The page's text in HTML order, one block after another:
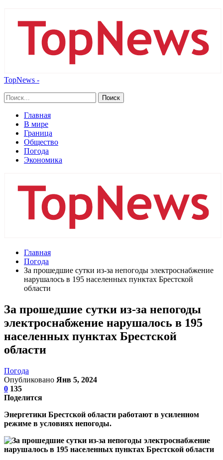
TopNews -
Главная
В мире
Граница
Общество
Погода
Экономика
Главная
Погода
За прошедшие сутки из-за непогоды электроснабжение
нарушалось в 195 населенных пунктах Брестской
области
За прошедшие сутки из-за непогоды
электроснабжение нарушалось в 195
населенных пунктах Брестской
области
Погода
Опубликовано Янв 5, 2024
0 135
Поделится
Энергетики Брестской области работают в усиленном
режиме в условиях непогоды.